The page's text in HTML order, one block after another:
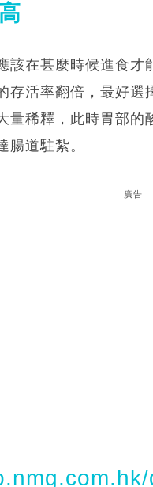
該在甚麼時候進食才
存活率翻倍，最好
量稀釋，此時胃部
腸道駐紮。
廣告